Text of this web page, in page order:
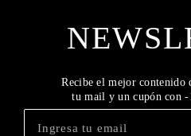
Recibe el mejor contenido
tu mail y un cupón con -